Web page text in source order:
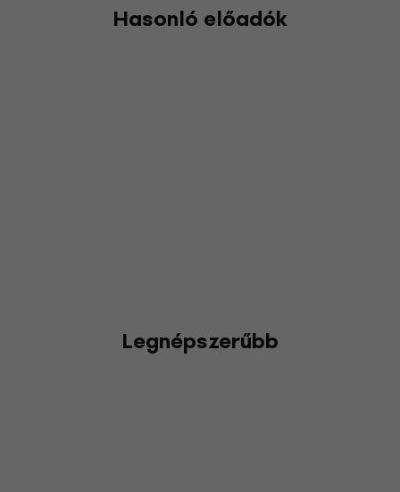
Hasonló előadók
Legnépszerűbb